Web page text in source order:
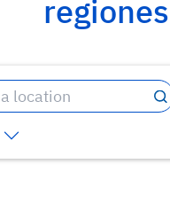
regiones